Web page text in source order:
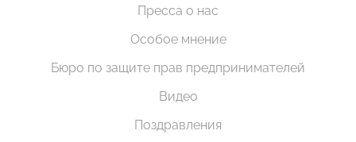
Пресса о нас
Особое мнение
Бюро по защите прав предпринимателей
Видео
Поздравления